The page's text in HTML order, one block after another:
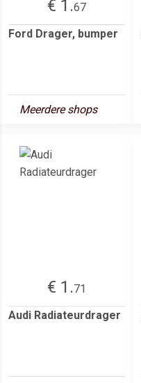
€ 1.67
Ford Drager, bumper
Meerdere shops
€ 1.71
Audi Radiateurdrager